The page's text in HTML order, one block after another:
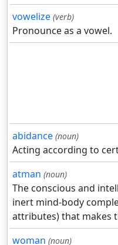
vowelize (verb)
Pronounce as a vowel.
abidance (noun)
Acting according to
atman (noun)
The conscious and
inert mind-body
attributes) that makes
woman (noun)